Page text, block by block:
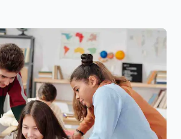
類、聲請程序及救濟方式。